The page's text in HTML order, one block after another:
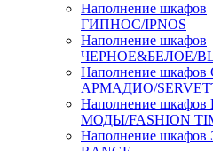
Наполнение шкафов
ГИПНОС/IPNOS
Наполнение шкафов
ЧЕРНОЕ&БЕЛОЕ/
Наполнение
АРМАДИО/
Наполнение
МОДЫ/FASHION
Наполнение